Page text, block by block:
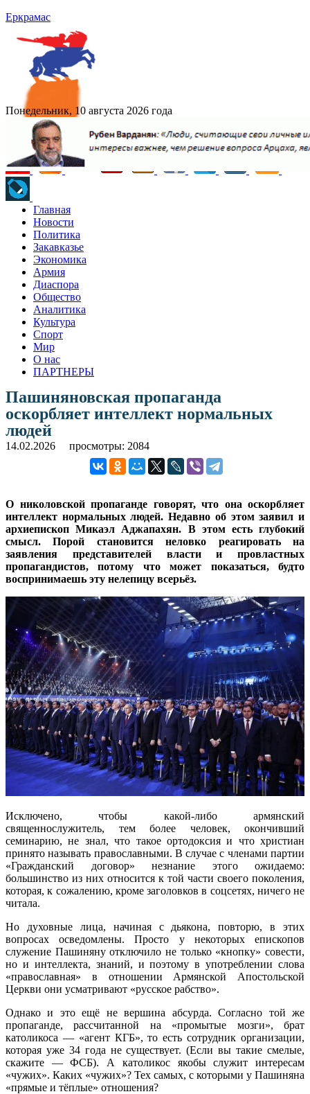
Еркрамас
Понедельник, 10 августа 2026 года
Главная
Новости
Политика
Закавказье
Экономика
Армия
Диаспора
Общество
Аналитика
Культура
Спорт
Мир
О нас
ПАРТНЕРЫ
Пашиняновская пропаганда
оскорбляет интеллект нормальных
людей
14.02.2026 просмотры: 2084
О николовской пропаганде говорят, что она оскорбляет
интеллект нормальных людей. Недавно об этом заявил и
архиепископ Микаэл Аджапахян. В этом есть глубокий
смысл. Порой становится неловко реагировать на
заявления представителей власти и провластных
пропагандистов, потому что может показаться, будто
воспринимаешь эту нелепицу всерьёз.
Исключено, чтобы какой-либо армянский
священнослужитель, тем более человек, окончивший
семинарию, не знал, что такое ортодоксия и что христиан
принято называть православными. В случае с членами партии
«Гражданский договор» незнание этого ожидаемо:
большинство из них относится к той части своего поколения,
которая, к сожалению, кроме заголовков в соцсетях, ничего не
читала.
Но духовные лица, начиная с дьякона, повторю, в этих
вопросах осведомлены. Просто у некоторых епископов
служение Пашиняну отключило не только «кнопку» совести,
но и интеллекта, знаний, и поэтому в употреблении слова
«православная» в отношении Армянской Апостольской
Церкви они усматривают «русское рабство».
Однако и это ещё не вершина абсурда. Согласно той же
пропаганде, рассчитанной на «промытые мозги», брат
католикоса — «агент КГБ», то есть сотрудник организации,
которая уже 34 года не существует. (Если вы такие смелые,
скажите — ФСБ). А католикос якобы служит интересам
«чужих». Каких «чужих»? Тех самых, с которыми у Пашиняна
«прямые и тёплые» отношения?